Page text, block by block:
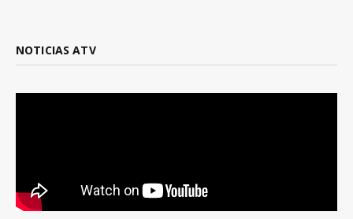
NOTICIAS ATV